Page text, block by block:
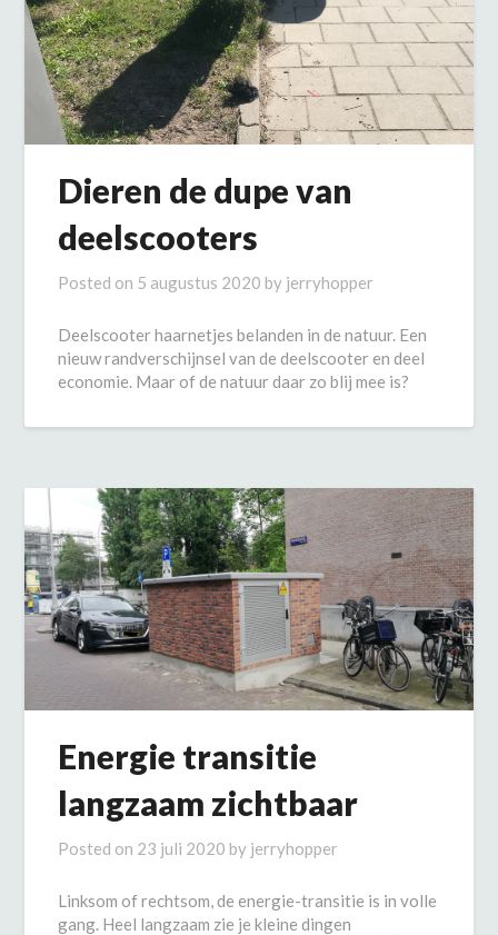
Dieren de dupe van
deelscooters
Posted on 5 augustus 2020 by jerryhopper
Deelscooter haarnetjes belanden in de natuur. Een
nieuw randverschijnsel van de deelscooter en deel
economie. Maar of de natuur daar zo blij mee is?
Energie transitie
langzaam zichtbaar
Posted on 23 juli 2020 by jerryhopper
Linksom of rechtsom, de energie-transitie is in volle
gang. Heel langzaam zie je kleine dingen